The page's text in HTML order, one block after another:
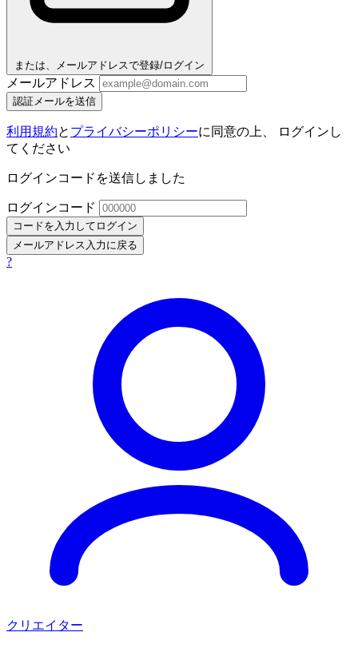
または、メールアドレスで登録/ログイン
メールアドレス
認証メールを送信
利用規約と プライバシーポリシーに同意の上、 ログインし
てください
ログインコードを送信しました
ログインコード
コードを入力してログイン
メールアドレス入力に戻る
?
クリエイター